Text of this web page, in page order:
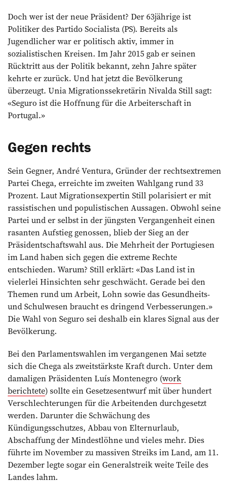
Doch wer ist der neue Präsident? Der 63jährige ist
Politiker des Partido Socialista (PS). Bereits als
Jugendlicher war er politisch aktiv, immer in
sozialistischen Kreisen. Im Jahr 2015 gab er seinen
Rücktritt aus der Politik bekannt, zehn Jahre später
kehrte er zurück. Und hat jetzt die Bevölkerung
überzeugt. Unia Migrationssekretärin Nivalda Still sagt:
«Seguro ist die Hoffnung für die Arbeiterschaft in
Portugal.»
Gegen rechts
Sein Gegner, André Ventura, Gründer der rechtsextremen
Partei Chega, erreichte im zweiten Wahlgang rund 33
Prozent. Laut Migrationsexpertin Still polarisiert er mit
rassistischen und populistischen Aussagen. Obwohl seine
Partei und er selbst in der jüngsten Vergangenheit einen
rasanten Aufstieg genossen, blieb der Sieg an der
Präsidentschaftswahl aus. Die Mehrheit der Portugiesen
im Land haben sich gegen die extreme Rechte
entschieden. Warum? Still erklärt: «Das Land ist in
vielerlei Hinsichten sehr geschwächt. Gerade bei den
Themen rund um Arbeit, Lohn sowie das Gesundheits-
und Schulwesen braucht es dringend Verbesserungen.»
Die Wahl von Seguro sei deshalb ein klares Signal aus der
Bevölkerung.
Bei den Parlamentswahlen im vergangenen Mai setzte
sich die Chega als zweitstärkste Kraft durch. Unter dem
damaligen Präsidenten Luís Montenegro (work
berichtete) sollte ein Gesetzesentwurf mit über hundert
Verschlechterungen für die Arbeitenden durchgesetzt
werden. Darunter die Schwächung des
Kündigungsschutzes, Abbau von Elternurlaub,
Abschaffung der Mindestlöhne und vieles mehr. Dies
führte im November zu massiven Streiks im Land, am 11.
Dezember legte sogar ein Generalstreik weite Teile des
Landes lahm.